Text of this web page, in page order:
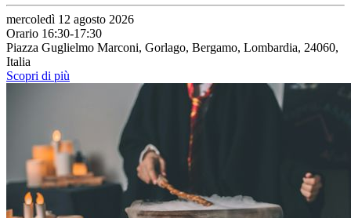
mercoledì 12 agosto 2026
Orario 16:30-17:30
Piazza Guglielmo Marconi, Gorlago, Bergamo, Lombardia, 24060,
Italia
Scopri di più